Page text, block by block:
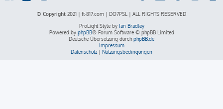
© Copyright 2021 | ft-817.com | DO7PSL | ALL RIGHTS RESERVED
ProLight Style by Ian Bradley
Powered by phpBB® Forum Software © phpBB Limited
Deutsche Übersetzung durch phpBB.de
Impressum
Datenschutz | Nutzungsbedingungen